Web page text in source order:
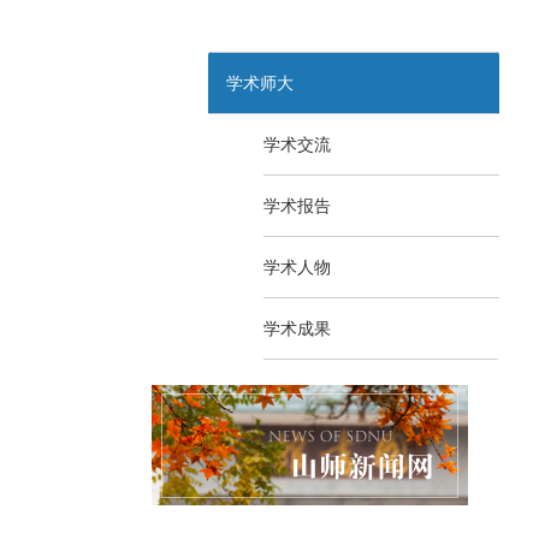
学术师大
学术交流
学术报告
学术人物
学术成果